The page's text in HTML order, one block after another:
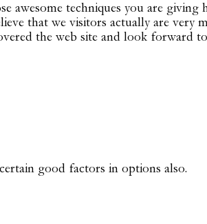
techniques you are giving
that we visitors actually are very
the web site and look forward
good factors in options also.